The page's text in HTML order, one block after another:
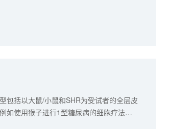
包括以大鼠/小鼠和SHR为受试者的全层皮
如使用猴子进行1型糖尿病的细胞疗法，